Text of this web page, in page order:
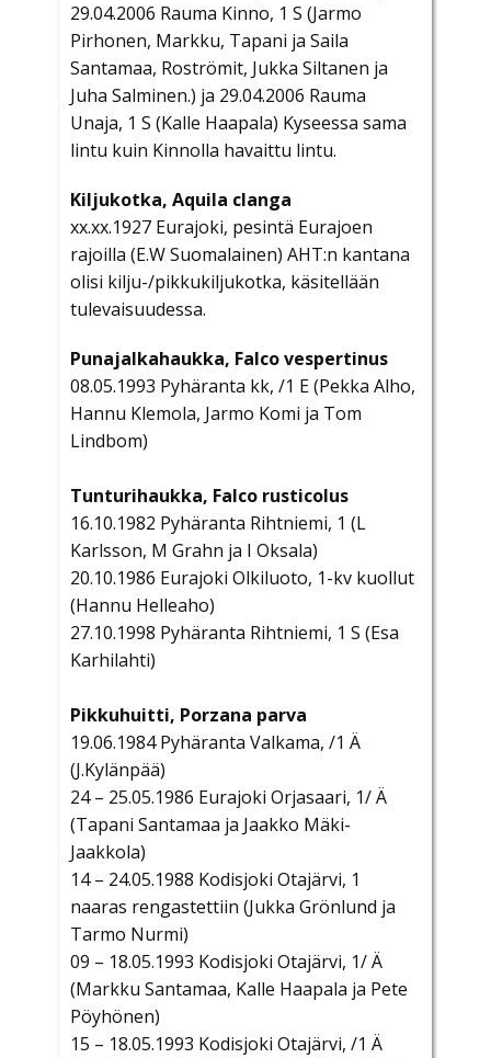
29.04.2006 Rauma Kinno, 1 S (Jarmo
Pirhonen, Markku, Tapani ja Saila
Santamaa, Roströmit, Jukka Siltanen ja
Juha Salminen.) ja 29.04.2006 Rauma
Unaja, 1 S (Kalle Haapala) Kyseessa sama
lintu kuin Kinnolla havaittu lintu.
Kiljukotka, Aquila clanga
xx.xx.1927 Eurajoki, pesintä Eurajoen
rajoilla (E.W Suomalainen) AHT:n kantana
olisi kilju-/pikkukiljukotka, käsitellään
tulevaisuudessa.
Punajalkahaukka, Falco vespertinus
08.05.1993 Pyhäranta kk, /1 E (Pekka Alho,
Hannu Klemola, Jarmo Komi ja Tom
Lindbom)
Tunturihaukka, Falco rusticolus
16.10.1982 Pyhäranta Rihtniemi, 1 (L
Karlsson, M Grahn ja I Oksala)
20.10.1986 Eurajoki Olkiluoto, 1-kv kuollut
(Hannu Helleaho)
27.10.1998 Pyhäranta Rihtniemi, 1 S (Esa
Karhilahti)
Pikkuhuitti, Porzana parva
19.06.1984 Pyhäranta Valkama, /1 Ä
(J.Kylänpää)
24 – 25.05.1986 Eurajoki Orjasaari, 1/ Ä
(Tapani Santamaa ja Jaakko Mäki-
Jaakkola)
14 – 24.05.1988 Kodisjoki Otajärvi, 1
naaras rengastettiin (Jukka Grönlund ja
Tarmo Nurmi)
09 – 18.05.1993 Kodisjoki Otajärvi, 1/ Ä
(Markku Santamaa, Kalle Haapala ja Pete
Pöyhönen)
15 – 18.05.1993 Kodisjoki Otajärvi, /1 Ä